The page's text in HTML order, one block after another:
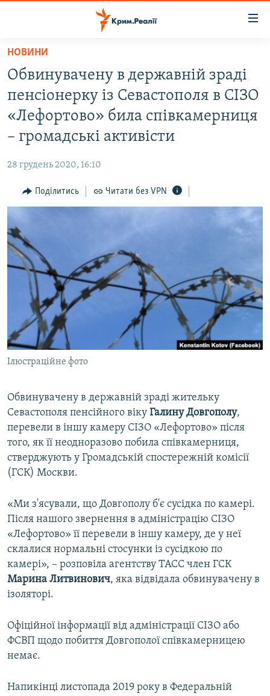
Перейти
основного
матеріалу
Перейти
до
основної
Перейти
пошуку
НОВИНИ
ВОДА.КРИМ
ВІДЕО ТА ФОТО
ПОГЛЯД
ІНТЕРВ'Ю
ВСЕ ЗА ДЕНЬ
СПЕЦПРОЕКТИ
ДЕПОРТАЦІЯ
ВІДЕОУРОКИ «ELIFBE»
СВІДЧЕННЯ ОКУПАЦІЇ
УКРАЇНСЬКА ПРОБЛЕМА КРИМУ
ІНФОГРАФІКА
ЯК ОБІЙТИ БЛОКУВАННЯ
Русский
Qırımtatar
ДОЛУЧАЙСЯ!
Усі сайти RFE/RL
НОВИНИ
Обвинувачену в державній зраді
пенсіонерку із Севастополя в СІЗО
«Лефортово» била співкамерниця
– громадські активісти
28 грудень 2020, 16:10
Поділитись Читати без VPN
Ілюстраційне фото
Обвинувачену в державній зраді жительку
Севастополя пенсійного віку Галину Довгополу,
перевели в іншу камеру СІЗО «Лефортово» після
того, як її неодноразово побила співкамерниця,
стверджують у Громадській спостережній комісії
(ГСК) Москви.
«Ми з'ясували, що Довгополу б'є сусідка по камері.
Після нашого звернення в адміністрацію СІЗО
«Лефортово» її перевели в іншу камеру, де у неї
склалися нормальні стосунки із сусідкою по
камері», – розповіла агентству ТАСС член ГСК
Марина Литвинович, яка відвідала обвинувачену в
ізоляторі.
Офіційної інформації від адміністрації СІЗО або
ФСВП щодо побиття Довгополої співкамерницею
немає.
Напикінці листопада 2019 року в Федеральній